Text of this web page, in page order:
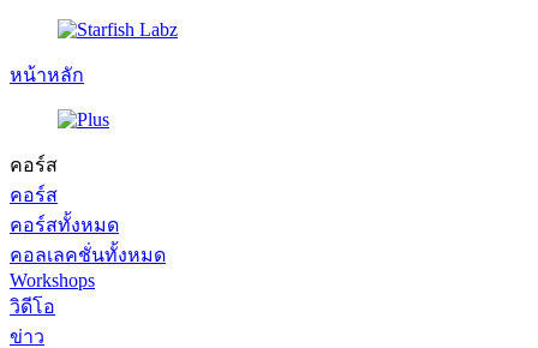
หน้าหลัก
คอร์ส
คอร์ส
คอร์สทั้งหมด
คอลเลคชั่นทั้งหมด
Workshops
วิดีโอ
ข่าว